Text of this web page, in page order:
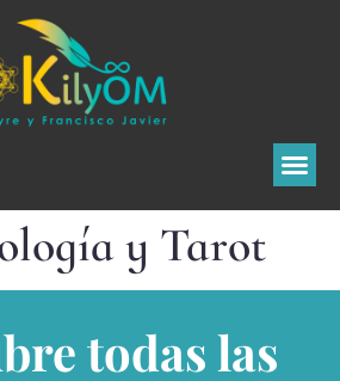
herramientas
y Tarot
todas las